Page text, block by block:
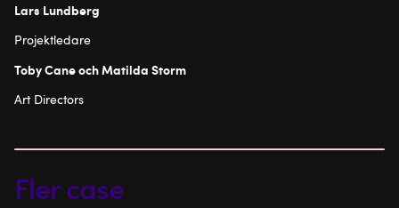
Lars Lundberg
Projektledare
Toby Cane och Matilda Storm
Art Directors
Fler case